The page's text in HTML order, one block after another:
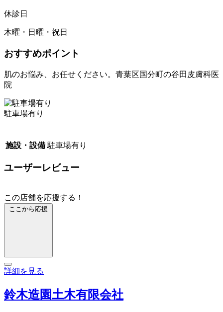
休診日
木曜・日曜・祝日
おすすめポイント
肌のお悩み、お任せください。青葉区国分町の谷田皮膚科医
院
駐車場有り
施設・設備 駐車場有り
ユーザーレビュー
この店舗を応援する！
ここから応援
詳細を見る
鈴木造園土木有限会社